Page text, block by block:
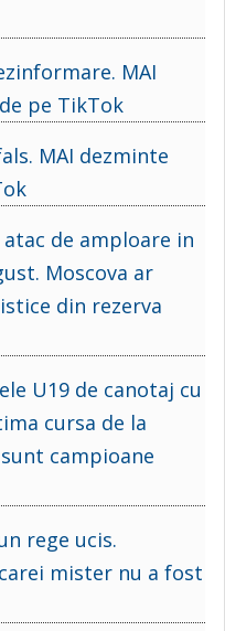
MAI
pe TikTok
MAI dezminte
atac de amploare in
Moscova ar
din rezerva
U19 de canotaj cu
cursa de la
campioane
rege ucis.
mister nu a fost